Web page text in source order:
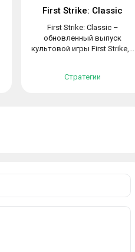
First Strike: Classic
First Strike: Classic –
обновленный выпуск
культовой игры First Strike,...
Стратегии